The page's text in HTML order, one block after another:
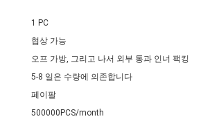
1 PC
협상 가능
오프 가방, 그리고 나서 외부 통과 인너 팩킹
5-8 일은 수량에 의존합니다
페이팔
500000PCS/month